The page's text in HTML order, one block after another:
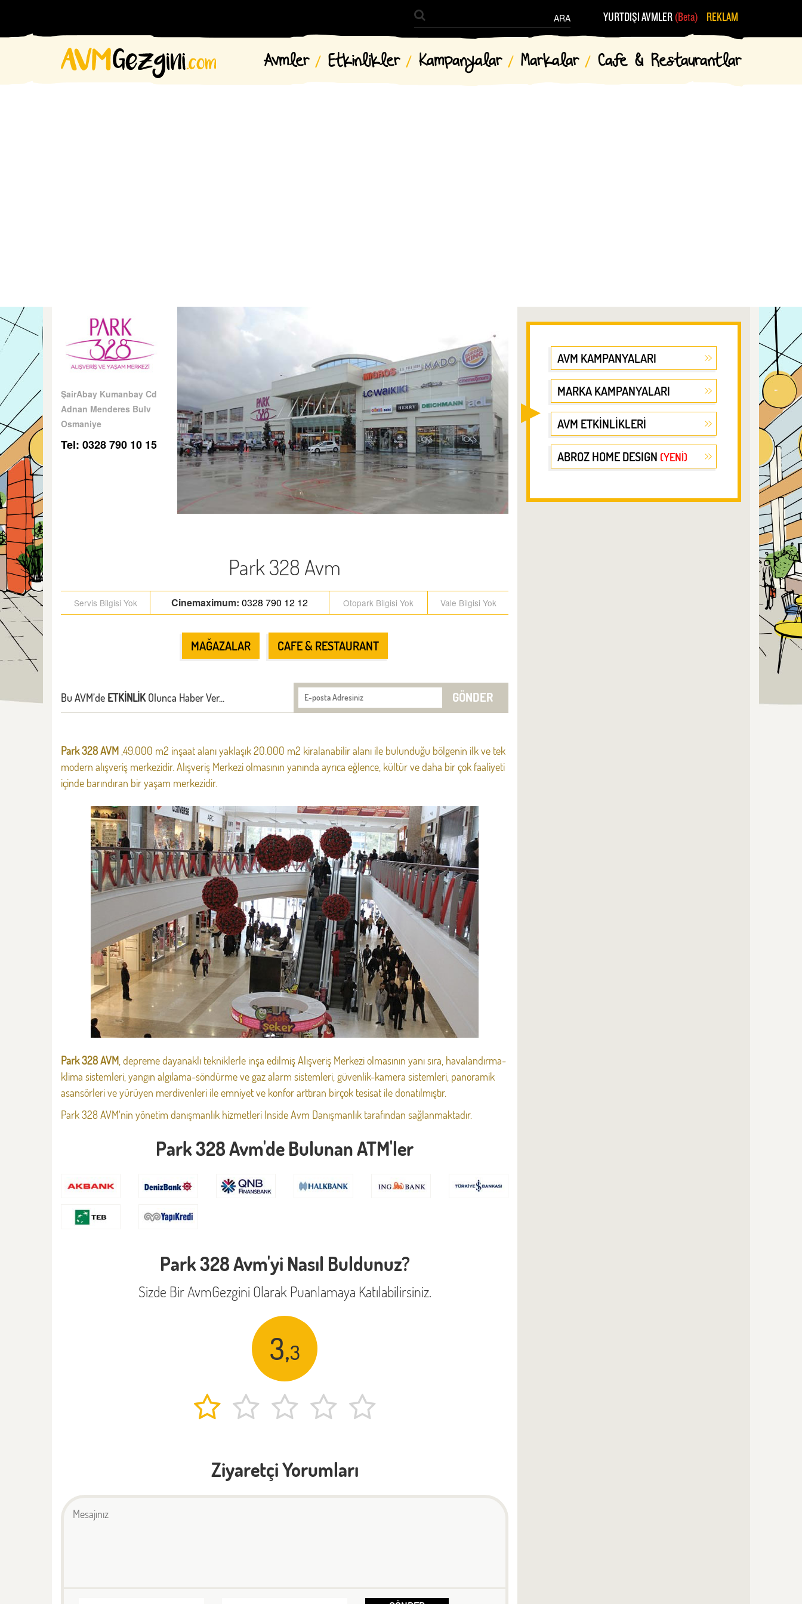
YURTDIŞI AVMLER (Beta) REKLAM
ARA
Avmler Etkinlikler Kampanyalar Markalar Cafe & Restaurantlar
ŞairAbay Kumanbay Cd
Adnan Menderes Bulv
Osmaniye
Tel: 0328 790 10 15
Park 328 Avm
Servis Bilgisi Yok Cinemaximum: 0328 790 12 12 Otopark Bilgisi Yok Vale Bilgisi Yok
MAĞAZALAR CAFE & RESTAURANT
Bu AVM’de ETKİNLİKOlunca Haber Ver... GÖNDER
Park 328 AVM ,49.000 m2 inşaat alanı yaklaşık 20.000 m2 kiralanabilir alanı ile bulunduğu bölgenin ilk ve tek
modern alışveriş merkezidir. Alışveriş Merkezi olmasının yanında ayrıca eğlence, kültür ve daha bir çok faaliyeti
içinde barındıran bir yaşam merkezidir.
Park 328 AVM , depreme dayanaklı tekniklerle inşa edilmiş Alışveriş Merkezi olmasının yanı sıra, havalandırma-
klima sistemleri, yangın algılama-söndürme ve gaz alarm sistemleri, güvenlik-kamera sistemleri, panoramik
asansörleri ve yürüyen merdivenleri ile emniyet ve konfor arttıran birçok tesisat ile donatılmıştır.
Park 328 AVM'nin yönetim danışmanlık hizmetleri Inside Avm Danışmanlık tarafından sağlanmaktadır.
Park 328 Avm'de Bulunan ATM'ler
Park 328 Avm'yi Nasıl Buldunuz?
Sizde Bir AvmGezgini Olarak Puanlamaya Katılabilirsiniz.
3,3
Ziyaretçi Yorumları
AVM KAMPANYALARI
MARKA KAMPANYALARI
AVM ETKİNLİKLERİ
ABROZ HOME DESIGN (YENİ)